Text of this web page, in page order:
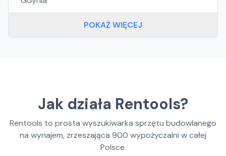
POKAŻ WIĘCEJ
Jak działa Rentools?
Rentools to prosta wyszukiwarka sprzętu budowlanego
na wynajem, zrzeszająca 900 wypożyczalni w całej
Polsce.